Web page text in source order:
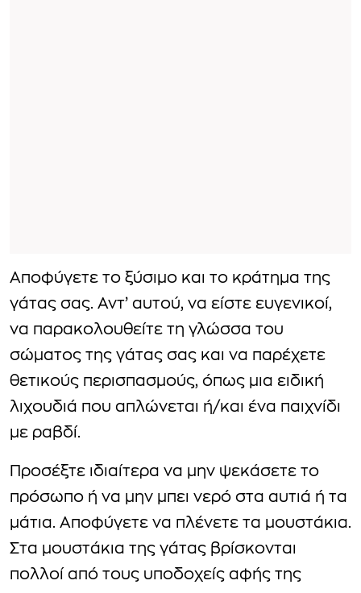
Αποφύγετε το ξύσιμο και το κράτημα της
γάτας σας. Αντ’ αυτού, να είστε ευγενικοί,
να παρακολουθείτε τη γλώσσα του
σώματος της γάτας σας και να παρέχετε
θετικούς περισπασμούς, όπως μια ειδική
λιχουδιά που απλώνεται ή/και ένα παιχνίδι
με ραβδί.
Προσέξτε ιδιαίτερα να μην ψεκάσετε το
πρόσωπο ή να μην μπει νερό στα αυτιά ή τα
μάτια. Αποφύγετε να πλένετε τα μουστάκια.
Στα μουστάκια της γάτας βρίσκονται
πολλοί από τους υποδοχείς αφής της